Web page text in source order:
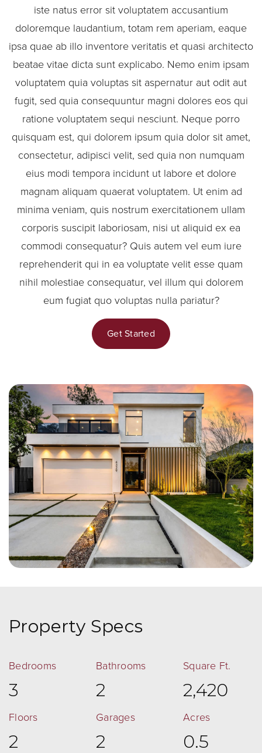
iste natus error sit voluptatem accusantium
doloremque laudantium, totam rem aperiam, eaque
ipsa quae ab illo inventore veritatis et quasi architecto
beatae vitae dicta sunt explicabo. Nemo enim ipsam
voluptatem quia voluptas sit aspernatur aut odit aut
fugit, sed quia consequuntur magni dolores eos qui
ratione voluptatem sequi nesciunt. Neque porro
quisquam est, qui dolorem ipsum quia dolor sit amet,
consectetur, adipisci velit, sed quia non numquam
eius modi tempora incidunt ut labore et dolore
magnam aliquam quaerat voluptatem. Ut enim ad
minima veniam, quis nostrum exercitationem ullam
corporis suscipit laboriosam, nisi ut aliquid ex ea
commodi consequatur? Quis autem vel eum iure
reprehenderit qui in ea voluptate velit esse quam
nihil molestiae consequatur, vel illum qui dolorem
eum fugiat quo voluptas nulla pariatur?
Get Started
Property Specs
Bedrooms
3
Bathrooms
2
Square Ft.
2,420
Floors
2
Garages
2
Acres
0.5